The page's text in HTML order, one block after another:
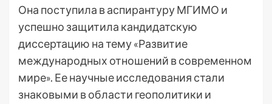
Она поступила в аспирантуру МГИМО и
успешно защитила кандидатскую
диссертацию на тему «Развитие
международных отношений в современном
мире». Ее научные исследования стали
знаковыми в области геополитики и